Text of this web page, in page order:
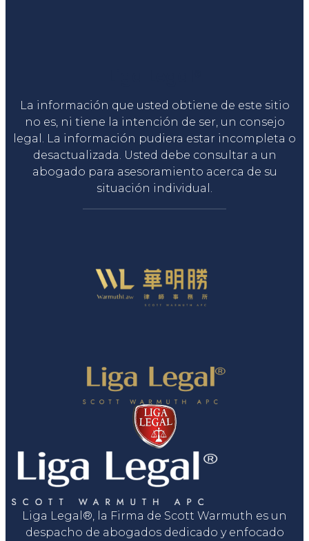
La información que usted obtiene de este sitio
no es, ni tiene la intención de ser, un consejo
legal. La información pudiera estar incompleta o
desactualizada. Usted debe consultar a un
abogado para asesoramiento acerca de su
situación individual.
Liga Legal®, la Firma de Scott Warmuth es un
despacho de abogados dedicado y enfocado